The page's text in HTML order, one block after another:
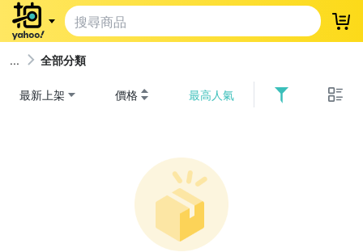
登
全部分類
最新上架 價格 最高人氣